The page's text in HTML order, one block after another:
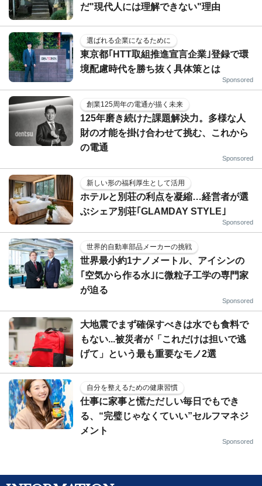
だ"現代人には理解できない"理由
選ばれる企業になるために
東京都｢HTT取組推進宣言企業｣登録で環
境配慮時代を勝ち抜く具体策とは
Sponsored
創業125周年の電通が描く未来
125年磨き続けた課題解決力。多様な人
財の才能を掛け合わせて挑む、これから
の電通
Sponsored
新しい形の福利厚生として活用
ホテルと別荘の利点を凝縮…経営者が選
ぶシェア別荘｢GLAMDAY STYLE｣
Sponsored
世界的自動車部品メーカーの挑戦
世界最小約1ナノメートル、アイシンの
｢空気から作る水｣に微粒子工学の専門家
が迫る
Sponsored
大地震でまず確保すべきは水でも食料で
もない...被災者が「これだけは担いで逃
げて」という最も重要なモノ2選
自分を整えるための健康習慣
仕事に家事と慌ただしい毎日でもでき
る、“完璧じゃなくていい”セルフマネジ
メント
Sponsored